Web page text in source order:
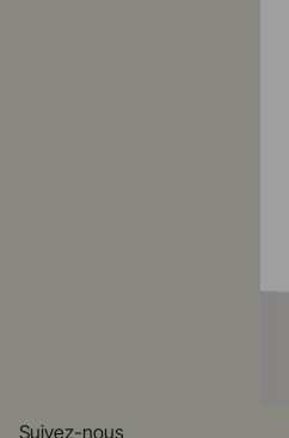
Suivez-nous